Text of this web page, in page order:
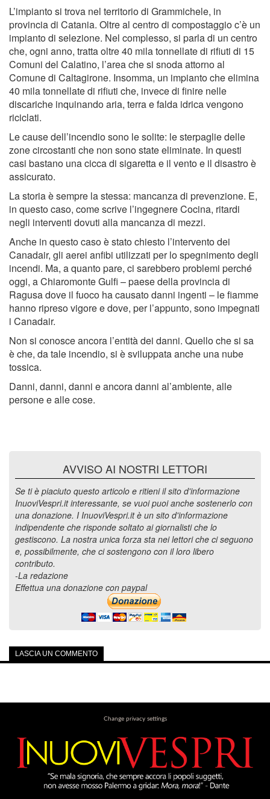
L’impianto si trova nel territorio di Grammichele, in
provincia di Catania. Oltre al centro di compostaggio c’è un
impianto di selezione. Nel complesso, si parla di un centro
che, ogni anno, tratta oltre 40 mila tonnellate di rifiuti di 15
Comuni del Calatino, l’area che si snoda attorno al
Comune di Caltagirone. Insomma, un impianto che elimina
40 mila tonnellate di rifiuti che, invece di finire nelle
discariche inquinando aria, terra e falda idrica vengono
riciclati.
Le cause dell’incendio sono le solite: le sterpaglie delle
zone circostanti che non sono state eliminate. In questi
casi bastano una cicca di sigaretta e il vento e il disastro è
assicurato.
La storia è sempre la stessa: mancanza di prevenzione. E,
in questo caso, come scrive l’ingegnere Cocina, ritardi
negli interventi dovuti alla mancanza di mezzi.
Anche in questo caso è stato chiesto l’intervento dei
Canadair, gli aerei anfibi utilizzati per lo spegnimento degli
incendi. Ma, a quanto pare, ci sarebbero problemi perché
oggi, a Chiaromonte Gulfi – paese della provincia di
Ragusa dove il fuoco ha causato danni ingenti – le fiamme
hanno ripreso vigore e dove, per l’appunto, sono impegnati
i Canadair.
Non si conosce ancora l’entità dei danni. Quello che si sa
è che, da tale incendio, si è sviluppata anche una nube
tossica.
Danni, danni, danni e ancora danni al’ambiente, alle
persone e alle cose.
AVVISO AI NOSTRI LETTORI
Se ti è piaciuto questo articolo e ritieni il sito d'informazione
InuoviVespri.it interessante, se vuoi puoi anche sostenerlo con
una donazione. I InuoviVespri.it è un sito d'informazione
indipendente che risponde soltato ai giornalisti che lo
gestiscono. La nostra unica forza sta nei lettori che ci seguono
e, possibilmente, che ci sostengono con il loro libero
contributo.
-La redazione
Effettua una donazione con paypal
LASCIA UN COMMENTO
Change privacy settings